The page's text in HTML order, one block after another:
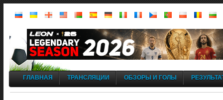
ГЛАВНАЯ ТРАНСЛЯЦИИ ОБЗОРЫ И ГОЛЫ